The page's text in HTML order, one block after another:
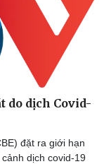
do dịch Covid-
đặt ra giới hạn
dịch covid-19